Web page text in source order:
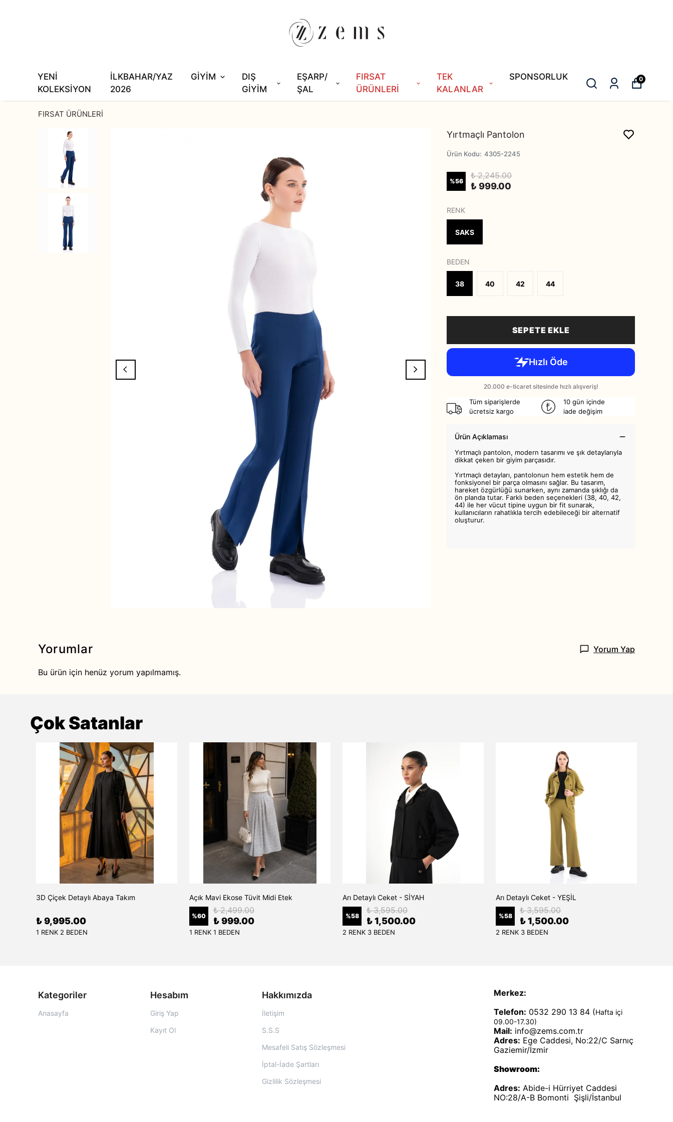
YENİ
KOLEKSİYON
İLKBAHAR/YAZ
2026
GİYİM
DIŞ
GİYİM
EŞARP/
ŞAL
FIRSAT
ÜRÜNLERİ
TEK
KALANLAR
SPONSORLUK 0
FIRSAT ÜRÜNLERİ
Yırtmaçlı Pantolon
Ürün Kodu: 4305-2245
%56
₺ 2,245.00
₺ 999.00
RENK
SAKS
BEDEN
38 40 42 44
SEPETE EKLE
Tüm siparişlerde
ücretsiz kargo
10 gün içinde
iade değişim
Ürün Açıklaması
Yırtmaçlı pantolon, modern tasarımı ve şık detaylarıyla
dikkat çeken bir giyim parçasıdır.
Yırtmaçlı detayları, pantolonun hem estetik hem de
fonksiyonel bir parça olmasını sağlar. Bu tasarım,
hareket özgürlüğü sunarken, aynı zamanda şıklığı da
ön planda tutar. Farklı beden seçenekleri (38, 40, 42,
44) ile her vücut tipine uygun bir fit sunarak,
kullanıcıların rahatlıkla tercih edebileceği bir alternatif
oluşturur.
Yorumlar Yorum Yap
Bu ürün için henüz yorum yapılmamış.
Çok Satanlar
3D Çiçek Detaylı Abaya Takım
₺ 9,995.00
1 RENK 2 BEDEN
Açık Mavi Ekose Tüvit Midi Etek
%60
₺ 2,499.00
₺ 999.00
1 RENK 1 BEDEN
Arı Detaylı Ceket - SİYAH
%58
₺ 3,595.00
₺ 1,500.00
2 RENK 3 BEDEN
Arı Detaylı Ceket - YEŞİL
%58
₺ 3,595.00
₺ 1,500.00
2 RENK 3 BEDEN
Kategoriler
Anasayfa
Hesabım
Giriş Yap
Kayıt Ol
Hakkımızda
İletişim
S.S.S
Mesafeli Satış Sözleşmesi
İptal-İade Şartları
Gizlilik Sözleşmesi
Merkez:
Telefon: 0532 290 13 84 (Hafta içi
09.00-17.30)
Mail: info@zems.com.tr
Adres: Ege Caddesi, No:22/C Sarnıç
Gaziemir/İzmir
Showroom:
Adres: Abide-i Hürriyet Caddesi
NO:28/A-B Bomonti Şişli/İstanbul